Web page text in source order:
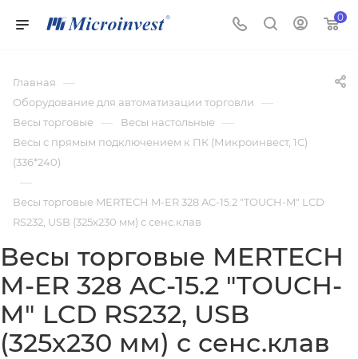
0
Главная —
Оборудование для автоматизации торговли —
Весы торговые — Весы настольные —
Весы с прямым подключением к ПК (Микроинвест, 1С)
(336*240)
—
Весы торговые MERTECH M-ER 328 AC-15.2 "TOUCH-M" LCD
RS232, USB (325x230 мм) с сенс.клав
Весы торговые MERTECH
M-ER 328 AC-15.2 "TOUCH-
M" LCD RS232, USB
(325x230 мм) с сенс.клав